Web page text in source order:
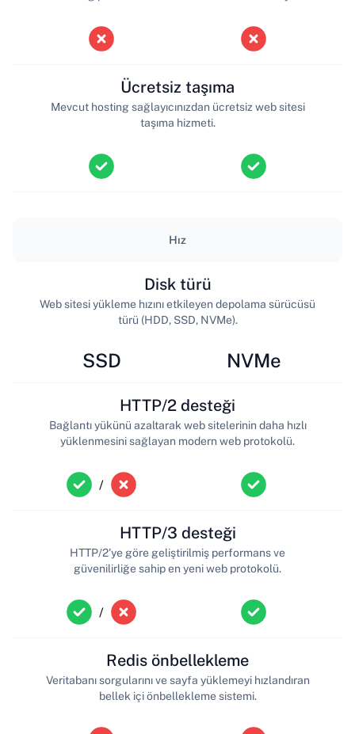
Ücretsiz taşıma
Mevcut hosting sağlayıcınızdan ücretsiz web sitesi
taşıma hizmeti.
Hız
SSD
Disk türü
Web sitesi yükleme hızını etkileyen depolama sürücüsü
türü (HDD, SSD, NVMe).
NVMe
/
HTTP/2 desteği
Bağlantı yükünü azaltarak web sitelerinin daha hızlı
yüklenmesini sağlayan modern web protokolü.
/
HTTP/3 desteği
HTTP/2'ye göre geliştirilmiş performans ve
güvenilirliğe sahip en yeni web protokolü.
Redis önbellekleme
Veritabanı sorgularını ve sayfa yüklemeyi hızlandıran
bellek içi önbellekleme sistemi.